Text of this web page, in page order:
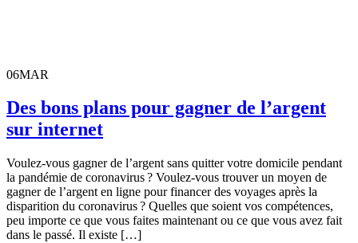
06MAR
Des bons plans pour gagner de l’argent
sur internet
Voulez-vous gagner de l’argent sans quitter votre domicile pendant
la pandémie de coronavirus ? Voulez-vous trouver un moyen de
gagner de l’argent en ligne pour financer des voyages après la
disparition du coronavirus ? Quelles que soient vos compétences,
peu importe ce que vous faites maintenant ou ce que vous avez fait
dans le passé. Il existe […]